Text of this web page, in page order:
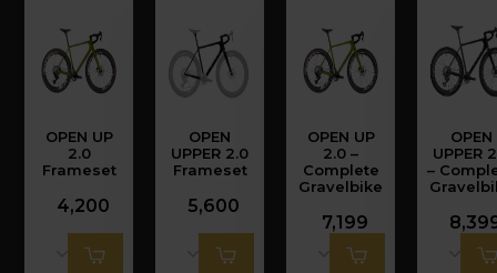
OPEN UP
2.0
Frameset
4,200
OPEN
UPPER 2.0
Frameset
5,600
OPEN UP
2.0 –
Complete
Gravelbike
7,199
OPEN
UPPER
–